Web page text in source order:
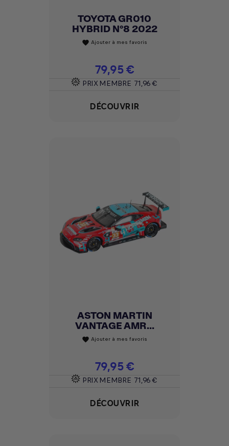
TOYOTA GR010
HYBRID N°8 2022
favorite Ajouter à mes favoris
Prix
79,95 €
PRIX MEMBRE 71,96 €
DÉCOUVRIR
ASTON MARTIN
VANTAGE AMR...
favorite Ajouter à mes favoris
Prix
79,95 €
PRIX MEMBRE 71,96 €
DÉCOUVRIR